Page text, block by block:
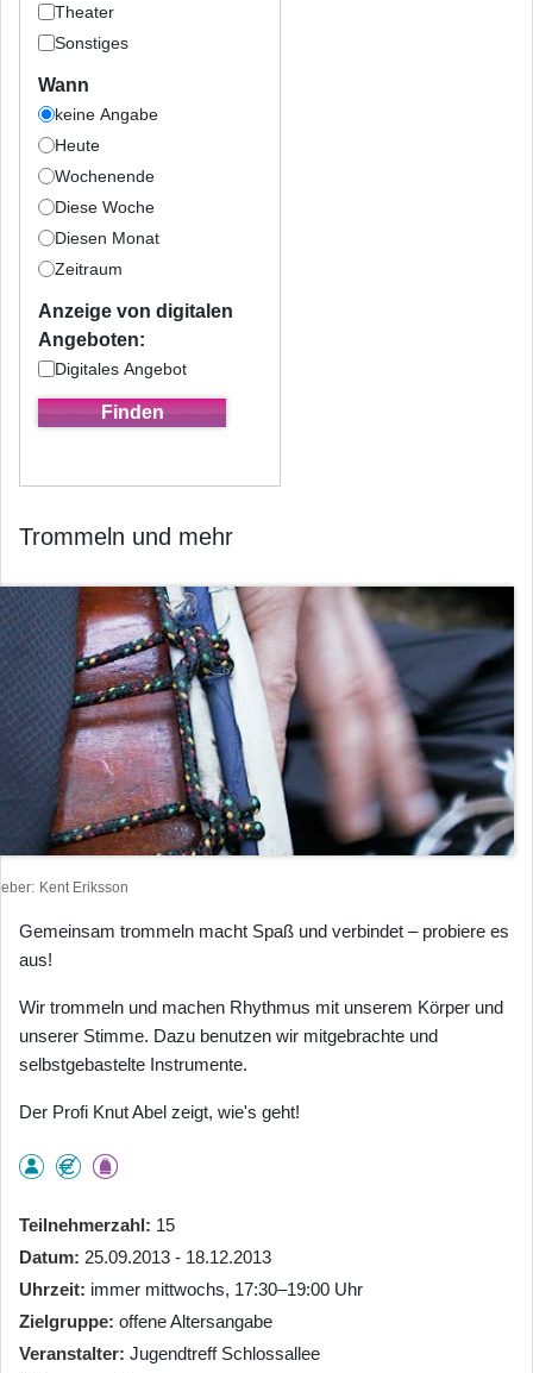
Theater
Sonstiges
Wann
keine Angabe
Heute
Wochenende
Diese Woche
Diesen Monat
Zeitraum
Anzeige von digitalen
Angeboten:
Digitales Angebot
Trommeln und mehr
Kent Eriksson
Gemeinsam trommeln macht Spaß und verbindet – probiere es
aus!
Wir trommeln und machen Rhythmus mit unserem Körper und
unserer Stimme. Dazu benutzen wir mitgebrachte und
selbstgebastelte Instrumente.
Der Profi Knut Abel zeigt, wie's geht!
Teilnehmerzahl
15
Datum 25.09.2013 - 18.12.2013
Uhrzeit immer mittwochs, 17:30–19:00 Uhr
Zielgruppe offene Altersangabe
Veranstalter Jugendtreff Schlossallee